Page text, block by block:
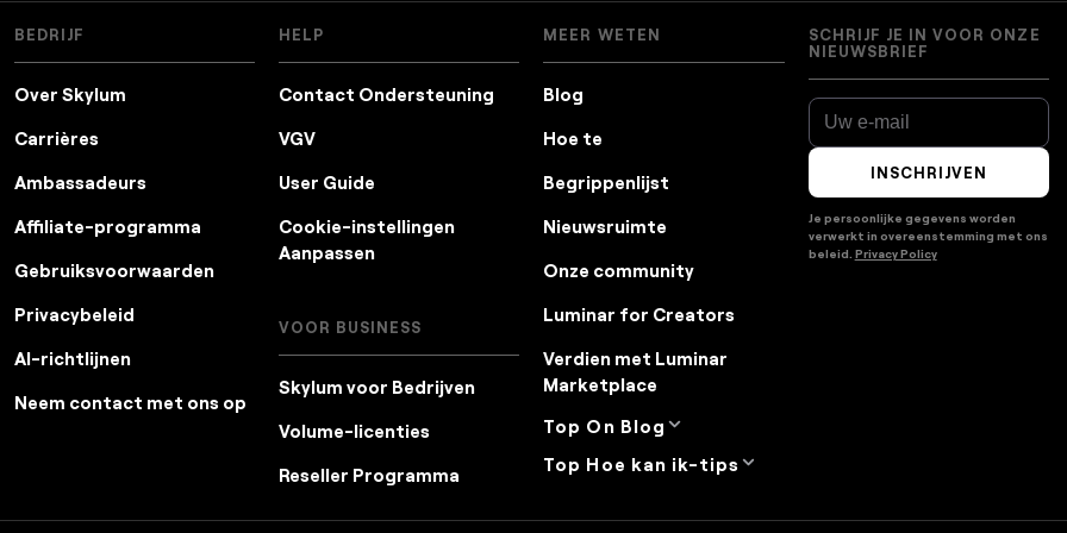
BEDRIJF
Over Skylum
Carrières
Ambassadeurs
Affiliate-programma
Gebruiksvoorwaarden
Privacybeleid
AI-richtlijnen
Neem contact met ons op
HELP
Contact Ondersteuning
VGV
User Guide
Cookie-instellingen
Aanpassen
VOOR BUSINESS
Skylum voor Bedrijven
Volume-licenties
Reseller Programma
MEER WETEN
Blog
Hoe te
Begrippenlijst
Nieuwsruimte
Onze community
Luminar for Creators
Verdien met Luminar
Marketplace
Top On Blog
Manual Mode in
Top Hoe kan ik-tips
SCHRIJF JE IN VOOR ONZE
NIEUWSBRIEF
INSCHRIJVEN
Je persoonlijke gegevens worden
verwerkt in overeenstemming met ons
beleid. Privacy Policy